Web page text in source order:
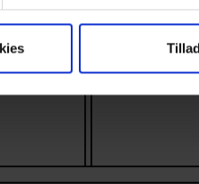
vores indhold og annoncer,
om din brug af
Vores partnere
fra din brug af deres